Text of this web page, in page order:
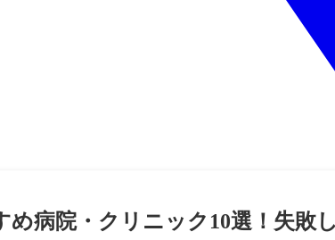
め病院・クリニック10選！失敗